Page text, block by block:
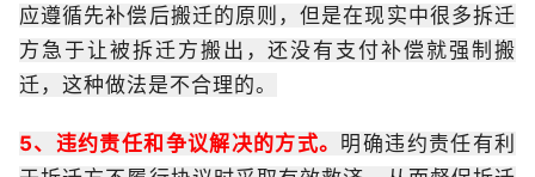
应遵循先补偿后搬迁的原则，但是在现实中很多拆迁
方急于让被拆迁方搬出，还没有支付补偿就强制搬
迁，这种做法是不合理的。
5、违约责任和争议解决的方式。 明确违约责任有利